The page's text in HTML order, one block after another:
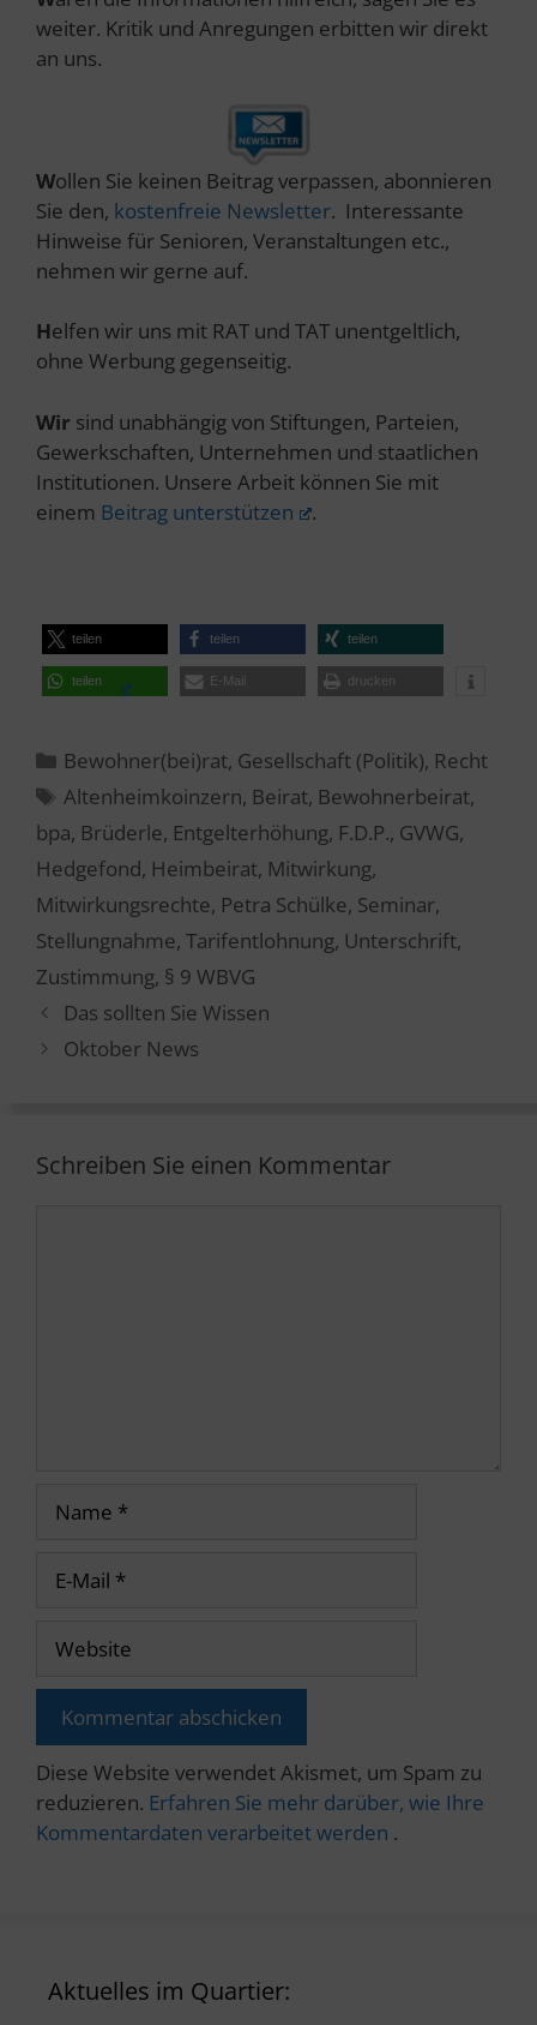
weiter. Kritik und Anregungen erbitten wir direkt
an uns.
Wollen Sie keinen Beitrag verpassen, abonnieren
Sie den, kostenfreie Newsletter. Interessante
Hinweise für Senioren, Veranstaltungen etc.,
nehmen wir gerne auf.
Helfen wir uns mit RAT und TAT unentgeltlich,
ohne Werbung gegenseitig.
Wir sind unabhängig von Stiftungen, Parteien,
Gewerkschaften, Unternehmen und staatlichen
Institutionen. Unsere Arbeit können Sie mit
einem Beitrag unterstützen .
teilen teilen teilen
teilen E-Mail drucken
Kategorien
Bewohner(bei)rat, Gesellschaft (Politik), Recht
Schlagwörter
Altenheimkoinzern, Beirat, Bewohnerbeirat,
bpa, Brüderle, Entgelterhöhung, F.D.P., GVWG,
Hedgefond, Heimbeirat, Mitwirkung,
Mitwirkungsrechte, Petra Schülke, Seminar,
Stellungnahme, Tarifentlohnung, Unterschrift,
Zustimmung, § 9 WBVG
Das sollten Sie Wissen
Oktober News
Schreiben Sie einen Kommentar
Mail
Website
Diese Website verwendet Akismet, um Spam zu
reduzieren. Erfahren Sie mehr darüber, wie Ihre
Kommentardaten verarbeitet werden .
Aktuelles im Quartier: